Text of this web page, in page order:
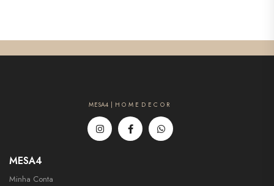
MESA4 | H O M E D E C O R
MESA4
Minha Conta